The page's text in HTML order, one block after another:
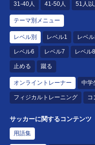
31-40人 41-50人 51人以
テーマ別メニュー
レベル別 レベル1 レベ
レベル6 レベル7 レベル8
止める 蹴る
オンライントレーナー 中学
フィジカルトレーニング コ
サッカーに関するコンテンツ
用語集